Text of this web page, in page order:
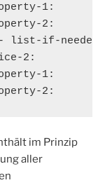
1:
2:
list-if-needed
2:
1:
2:
im Prinzip
aller